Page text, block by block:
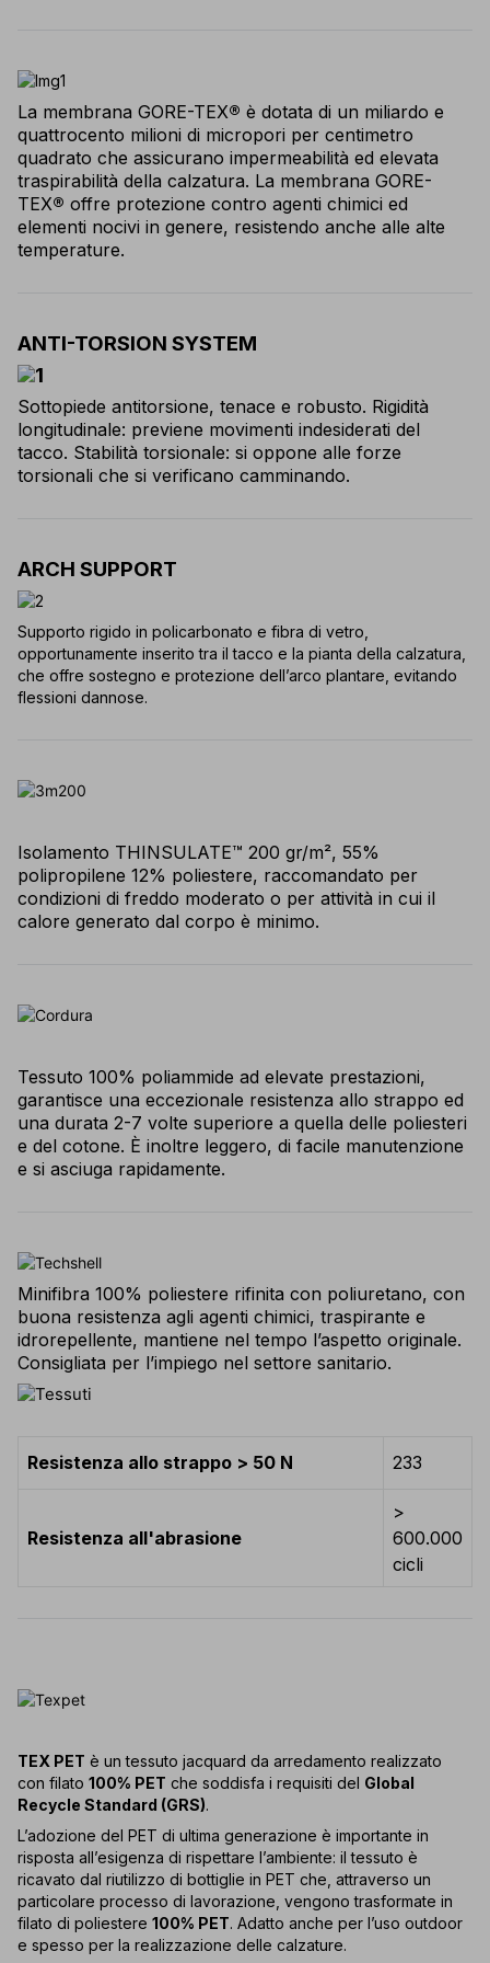
La membrana GORE-TEX® è dotata di un miliardo e
quattrocento milioni di micropori per centimetro
quadrato che assicurano impermeabilità ed elevata
traspirabilità della calzatura. La membrana GORE-
TEX® offre protezione contro agenti chimici ed
elementi nocivi in genere, resistendo anche alle alte
temperature.
ANTI-TORSION SYSTEM
Sottopiede antitorsione, tenace e robusto. Rigidità
longitudinale: previene movimenti indesiderati del
tacco. Stabilità torsionale: si oppone alle forze
torsionali che si verificano camminando.
ARCH SUPPORT
Supporto rigido in policarbonato e fibra di vetro,
opportunamente inserito tra il tacco e la pianta della calzatura,
che offre sostegno e protezione dell’arco plantare, evitando
flessioni dannose.
Isolamento THINSULATE™ 200 gr/m², 55%
polipropilene 12% poliestere, raccomandato per
condizioni di freddo moderato o per attività in cui il
calore generato dal corpo è minimo.
Tessuto 100% poliammide ad elevate prestazioni,
garantisce una eccezionale resistenza allo strappo ed
una durata 2-7 volte superiore a quella delle poliesteri
e del cotone. È inoltre leggero, di facile manutenzione
e si asciuga rapidamente.
Minifibra 100% poliestere rifinita con poliuretano, con
buona resistenza agli agenti chimici, traspirante e
idrorepellente, mantiene nel tempo l’aspetto originale.
Consigliata per l’impiego nel settore sanitario.
Resistenza allo strappo > 50 N 233
Resistenza all'abrasione
>
600.000
cicli
TEX PET è un tessuto jacquard da arredamento realizzato
con filato 100% PET che soddisfa i requisiti del Global
Recycle Standard (GRS).
L’adozione del PET di ultima generazione è importante in
risposta all’esigenza di rispettare l’ambiente: il tessuto è
ricavato dal riutilizzo di bottiglie in PET che, attraverso un
particolare processo di lavorazione, vengono trasformate in
filato di poliestere 100% PET. Adatto anche per l’uso outdoor
e spesso per la realizzazione delle calzature.